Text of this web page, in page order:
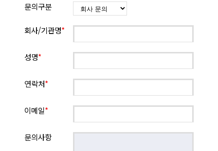
문의구분
회사/기관명*
성명*
연락처*
이메일*
문의사항